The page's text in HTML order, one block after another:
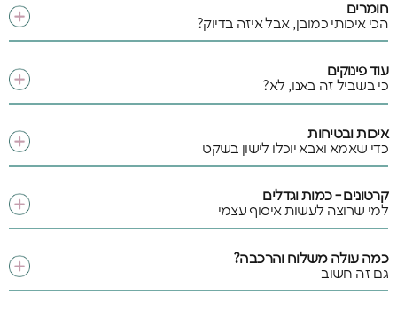
חומרים
הכי איכותי כמובן, אבל איזה בדיוק?
עוד פינוקים
כי בשביל זה באנו, לא?
איכות ובטיחות
כדי שאמא ואבא יוכלו לישון בשקט
קרטונים - כמות וגדלים
למי שרוצה לעשות איסוף עצמי
כמה עולה משלוח והרכבה?
גם זה חשוב